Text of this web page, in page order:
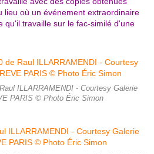
lieu où un événement extraordinaire
qu'il travaille sur le fac-similé d'une
ILLARRAMENDI - Courtesy Galerie
PARIS © Photo Éric Simon